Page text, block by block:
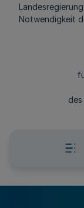
Notwendigkeit